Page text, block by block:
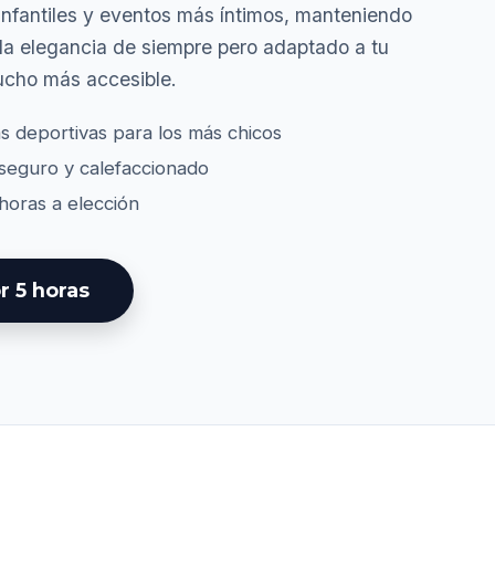
y eventos más íntimos, manteniendo
elegancia de siempre pero adaptado a tu
más accesible.
deportivas para los más chicos
y calefaccionado
a elección
5 horas